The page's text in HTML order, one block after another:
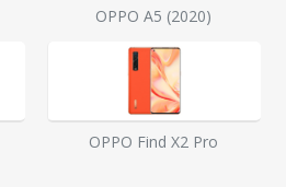
OPPO A5 (2020)
OPPO Find X2 Pro